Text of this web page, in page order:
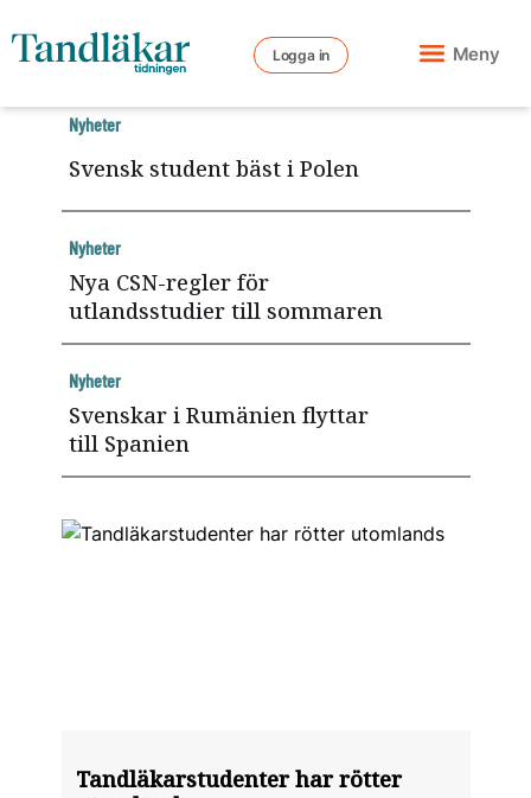
Logga in Meny
Tandläkarstudenter har rötter
Svensk student bäst i Polen
Nyheter
Nya CSN-regler för
utlandsstudier till sommaren
Nyheter
Svenskar i Rumänien flyttar
till Spanien
Nyheter